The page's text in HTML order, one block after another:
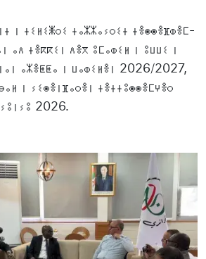
ⵏ ⵜⵉⵍⵉⵥⵔⵉ ⵜⴰⵣⵣⴰⵢⵔⵉⵜ ⵜⴻⵙⵙⴻⴼⵀⴻⵎ-
ⴰⴷ ⵜⴻⴽⴽⵉⵏ ⴷⴻⴳ ⵓⵎⴰⵀⵉⵍ ⵏ ⵓⵡⵡⵉ ⵏ
ⴰⵣⴻⵟⵟⴰ ⵏ ⵡⴰⵀⵉⵍⴻⵏ 2026/2027,
ⵏ ⵢⵉⵙⴻⵏⴼⴰⵔⴻⵏ ⵜⴻⵜⵜⵓⵙⵙⴻⵎⵖⴻⵔ
2026.